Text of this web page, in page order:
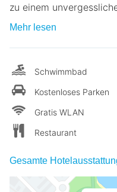
zu einem
Mehr lesen
Schwimmbad
Kostenloses Parken
Gratis WLAN
Restaurant
Gesamte